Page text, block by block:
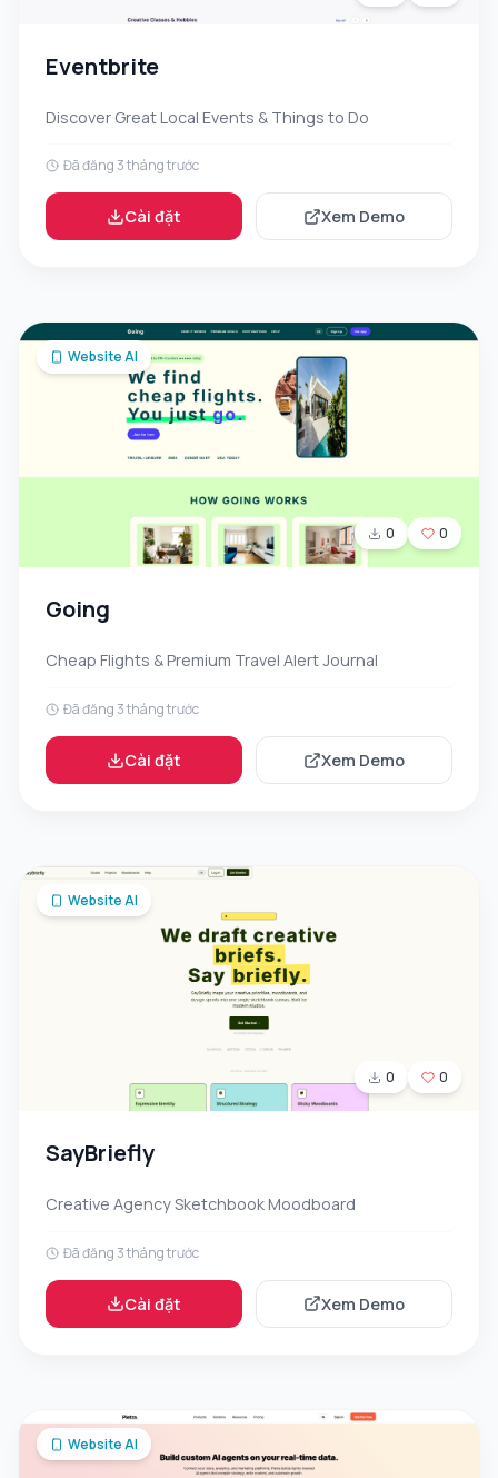
Eventbrite
Discover Great Local Events & Things to Do
Đã đăng 3 tháng trước
Cài đặt Xem Demo
Website AI
0 0
Going
Cheap Flights & Premium Travel Alert Journal
Đã đăng 3 tháng trước
Cài đặt Xem Demo
Website AI
0 0
SayBriefly
Creative Agency Sketchbook Moodboard
Đã đăng 3 tháng trước
Cài đặt Xem Demo
Website AI